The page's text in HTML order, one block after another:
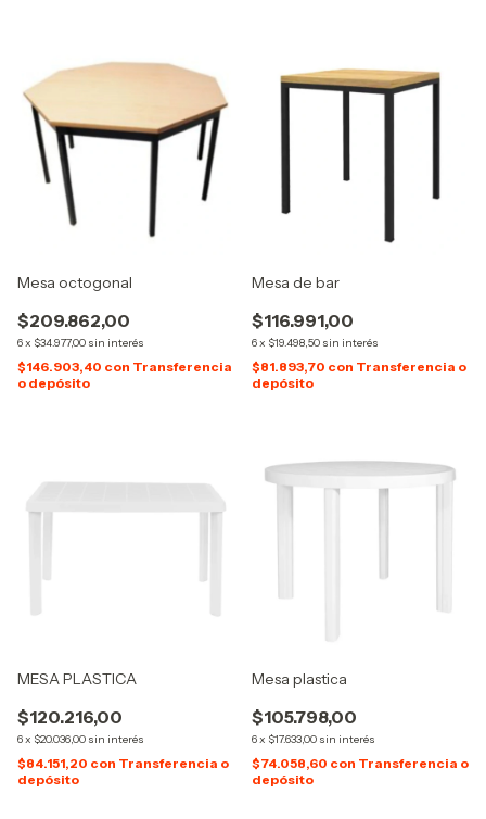
Mesa octogonal
$209.862,00
6x $34.977,00 sin interés
$146.903,40 con Transferencia
o depósito
Mesa de bar
$116.991,00
6x $19.498,50 sin interés
$81.893,70 con Transferencia o
depósito
MESA PLASTICA
$120.216,00
6x $20.036,00 sin interés
$84.151,20 con Transferencia o
depósito
Mesa plastica
$105.798,00
6x $17.633,00 sin interés
$74.058,60 con Transferencia o
depósito